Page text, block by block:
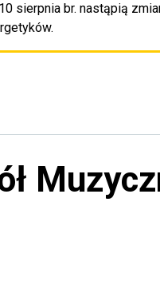
sierpnia br. nastąpią